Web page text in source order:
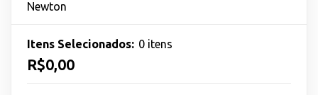
Newton
Itens Selecionados: 0 itens
R$0,00